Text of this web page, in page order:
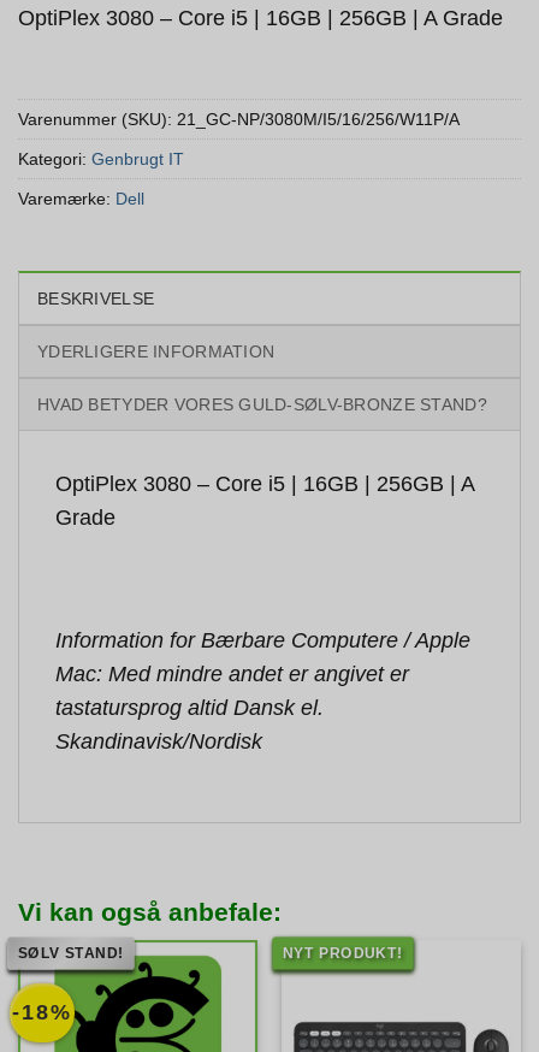
OptiPlex 3080 – Core i5 | 16GB | 256GB | A Grade
Varenummer (SKU): 21_GC-NP/3080M/I5/16/256/W11P/A
Kategori: Genbrugt IT
Varemærke: Dell
BESKRIVELSE
YDERLIGERE INFORMATION
HVAD BETYDER VORES GULD-SØLV-BRONZE STAND?
OptiPlex 3080 – Core i5 | 16GB | 256GB | A
Grade
Information for Bærbare Computere / Apple
Mac: Med mindre andet er angivet er
tastatursprog altid Dansk el.
Skandinavisk/Nordisk
Vi kan også anbefale:
-18%
SØLV STAND! NYT PRODUKT!